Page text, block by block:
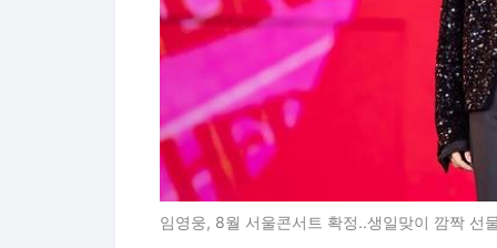
임영웅, 8월 서울콘서트 확정..생일맞이 깜짝 선